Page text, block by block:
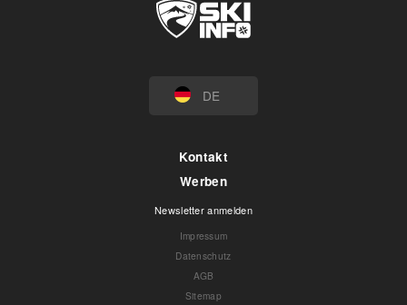
DE
Kontakt
Werben
Newsletter anmelden
Impressum
Datenschutz
AGB
Sitemap